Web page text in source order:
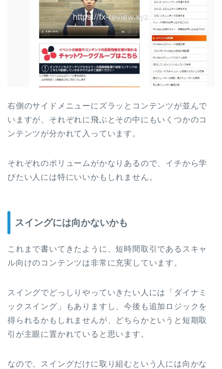
右側のサイドメニューにズラッとコンテンツが並んで
いますが、それぞれに飛ぶとその中にもいくつかのコ
ンテンツが分かれて入っています。
それぞれのボリュームがかなりあるので、イチから学
びたい人には特にいいかもしれません。
スイングには向かないかも
これまで書いてきたように、短時間取引であるスキャ
ル向けのコンテンツは非常に充実しています。
スイングでどっしりやっていきたい人には「ダイナミ
ックスイング」もありますし、今後も追加ロジックを
得られるかもしれませんが、どちらかというと短期取
引が主眼に置かれていると思います。
なので、スイングだけに取り組むという人には向かな